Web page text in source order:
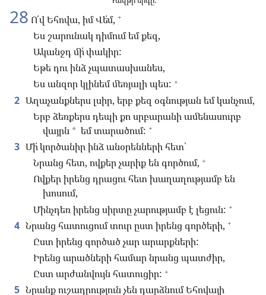
28 Ո՛վ Եհովա, իմ Վե՛մ, +
Ես շարունակ դիմում եմ քեզ,
Ականջդ մի՛ փակիր:
Եթե դու ինձ չպատասխանես,
Ես անզոր կլինեմ մեռյալի պես: +
2 Աղաչանքներս լսիր, երբ քեզ օգնության եմ կանչում,
Երբ ձեռքերս դեպի քո սրբարանի ամենասուրբ
վայրն * եմ տարածում: +
3 Մի՛ կործանիր ինձ անօրենների հետ՝
Նրանց հետ, ովքեր չարիք են գործում, +
Ովքեր իրենց դրացու հետ խաղաղությամբ են
խոսում,
Մինչդեռ իրենց սիրտը չարությամբ է լեցուն: +
4 Նրանց հատուցում տուր ըստ իրենց գործերի, +
Ըստ իրենց գործած չար արարքների:
Իրենց արածների համար նրանց պատժիր,
Ըստ արժանվույն հատուցիր: +
5 Նրանք ուշադրություն չեն դարձնում Եհովայի